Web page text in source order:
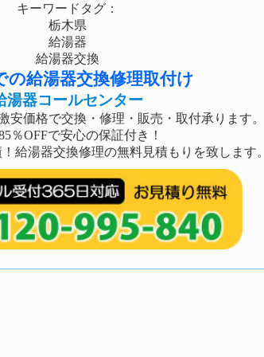
キーワードタグ：
栃木県
給湯器
給湯器交換
の給湯器交換修理取付け
湯器コールセンター
安価格で交換・修理・販売・取付承ります。
％OFFで安心の保証付き！
給湯器交換修理の無料見積もりを致します。